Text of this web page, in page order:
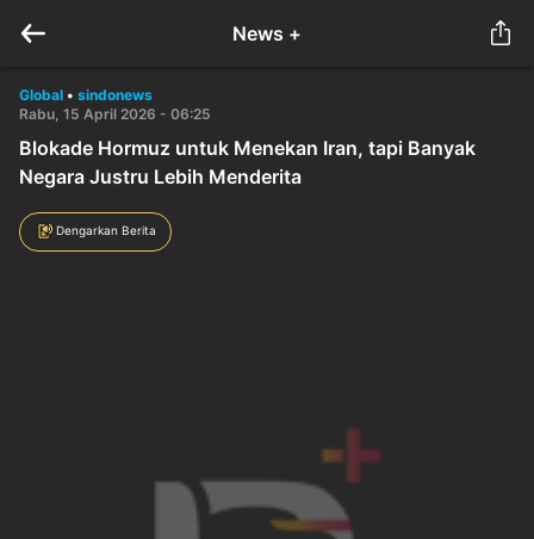
News +
Global • sindonews
Rabu, 15 April 2026 - 06:25
Blokade Hormuz untuk Menekan Iran, tapi Banyak
Negara Justru Lebih Menderita
Dengarkan Berita